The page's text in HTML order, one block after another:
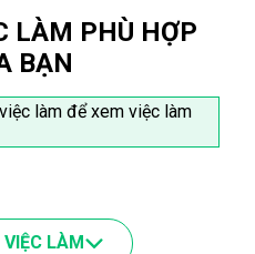
LÀM PHÙ HỢP
BẠN
làm để xem việc làm
LÀM